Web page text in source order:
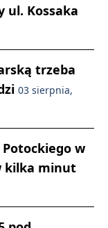
ul. Kossaka
trzeba
03 sierpnia,
Potockiego w
kilka minut